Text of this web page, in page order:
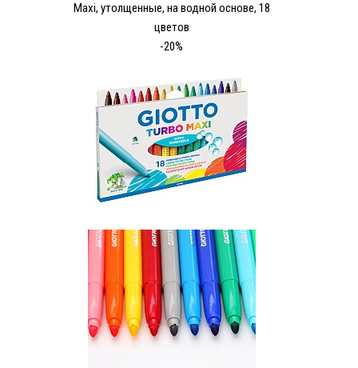
Maxi, утолщенные, на водной основе, 18
цветов
-20%